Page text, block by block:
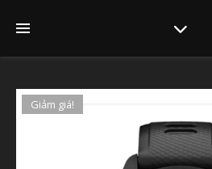
Giảm giá!